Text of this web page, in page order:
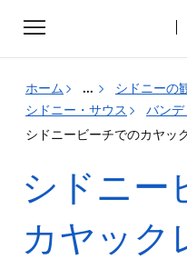
Toggle
navigation
ホーム ...
シドニーの
シドニー・サウス
バンデ
シドニー
カヤック